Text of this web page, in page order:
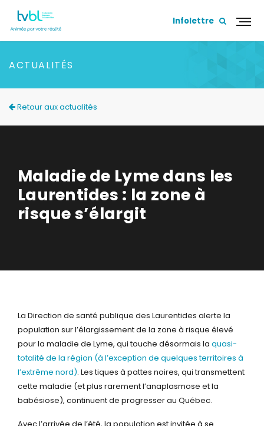
Infolettre
ACTUALITÉS
Retour aux actualités
Maladie de Lyme dans les
Laurentides : la zone à
risque s’élargit
La Direction de santé publique des Laurentides alerte la
population sur l’élargissement de la zone à risque élevé
pour la maladie de Lyme, qui touche désormais la quasi-
totalité de la région (à l’exception de quelques territoires à
l’extrême nord). Les tiques à pattes noires, qui transmettent
cette maladie (et plus rarement l’anaplasmose et la
babésiose), continuent de progresser au Québec.